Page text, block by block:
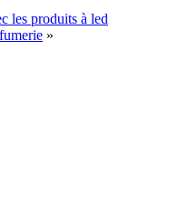
les produits à led
»